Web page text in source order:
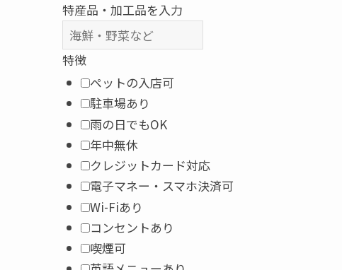
特産品・加工品を入力
特徴
ペットの入店可
駐車場あり
雨の日でもOK
年中無休
クレジットカード対応
電子マネー・スマホ決済可
Wi-Fiあり
コンセントあり
喫煙可